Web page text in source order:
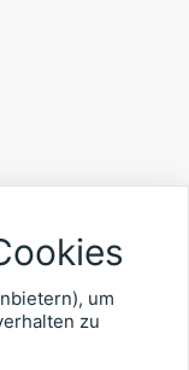
um
zu